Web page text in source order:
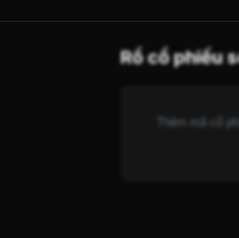
Rổ cổ phiếu